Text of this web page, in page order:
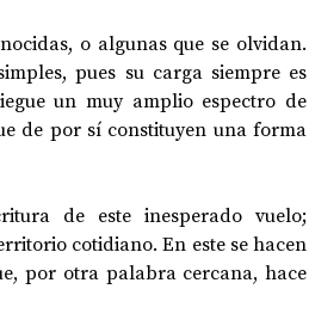
o algunas que se olvidan.
pues su carga siempre es
un muy amplio espectro de
de por sí constituyen una forma
de este inesperado vuelo;
cotidiano. En este se hacen
por otra palabra cercana, hace